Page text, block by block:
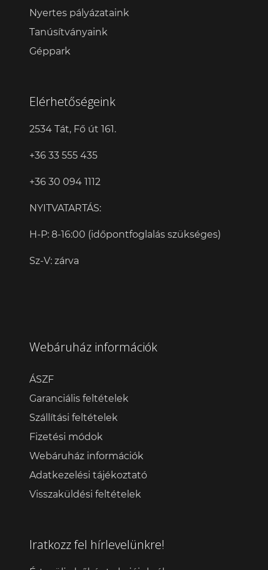
Nyertes pályázataink
Tanúsítványaink
Géppark
Elérhetőségeink
2534 Tát, Fő út 161.
+36 33 555 435
+36 30 094 1112
NYITVATARTÁS:
H-P: 8-16:00 (időpontfoglalás szükséges)
Sz-V: zárva
Webáruház információk
ÁSZF
Garanciális feltételek
Szállítási feltételek
Fizetési módok
Webáruház információk
Adatkezelési tájékoztató
Visszaküldési feltételek
Iratkozz fel hírlevelünkre!